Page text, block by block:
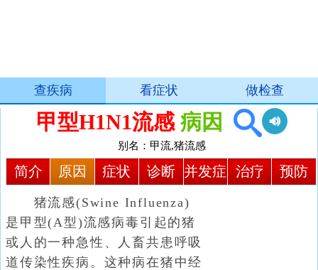
查疾病 看症状 做检查
甲型H1N1流感 病因
别名：甲流,猪流感
简介 原因 症状 诊断 并发症 治疗 预防
猪流感(Swine Influenza)
是甲型(A型)流感病毒引起的猪
或人的一种急性、人畜共患呼吸
道传染性疾病。这种病在猪中经